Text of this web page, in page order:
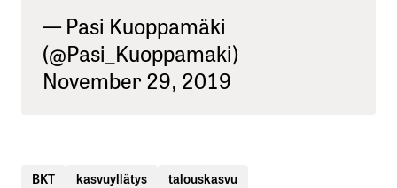
— Pasi Kuoppamäki
(@Pasi_Kuoppamaki)
November 29, 2019
BKT kasvuyllätys talouskasvu